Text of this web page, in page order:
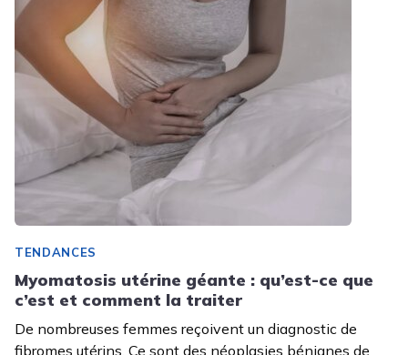
TENDANCES
Myomatosis utérine géante : qu’est-ce que
c’est et comment la traiter
De nombreuses femmes reçoivent un diagnostic de
fibromes utérins. Ce sont des néoplasies bénignes de